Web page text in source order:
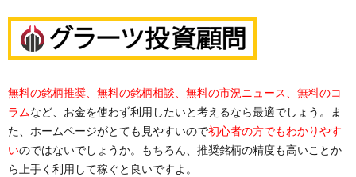
無料の銘柄推奨、無料の銘柄相談、無料の市況ニュース、無料のコ
ラムなど、お金を使わず利用したいと考えるなら最適でしょう。ま
た、ホームページがとても見やすいので初心者の方でもわかりやす
いのではないでしょうか。もちろん、推奨銘柄の精度も高いことか
ら上手く利用して稼ぐと良いですよ。